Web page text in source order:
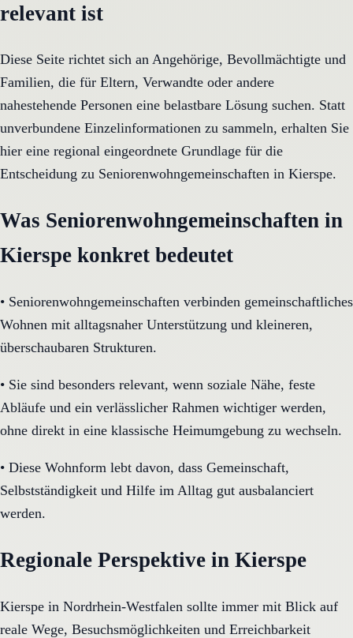
relevant ist
Diese Seite richtet sich an Angehörige, Bevollmächtigte und
Familien, die für Eltern, Verwandte oder andere
nahestehende Personen eine belastbare Lösung suchen. Statt
unverbundene Einzelinformationen zu sammeln, erhalten Sie
hier eine regional eingeordnete Grundlage für die
Entscheidung zu Seniorenwohngemeinschaften in Kierspe.
Was Seniorenwohngemeinschaften in
Kierspe konkret bedeutet
• Seniorenwohngemeinschaften verbinden gemeinschaftliches
Wohnen mit alltagsnaher Unterstützung und kleineren,
überschaubaren Strukturen.
• Sie sind besonders relevant, wenn soziale Nähe, feste
Abläufe und ein verlässlicher Rahmen wichtiger werden,
ohne direkt in eine klassische Heimumgebung zu wechseln.
• Diese Wohnform lebt davon, dass Gemeinschaft,
Selbstständigkeit und Hilfe im Alltag gut ausbalanciert
werden.
Regionale Perspektive in Kierspe
Kierspe in Nordrhein-Westfalen sollte immer mit Blick auf
reale Wege, Besuchsmöglichkeiten und Erreichbarkeit